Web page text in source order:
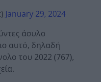
January 29, 2024
άσυλο
αυτό, δηλαδή
του 2022 (767),